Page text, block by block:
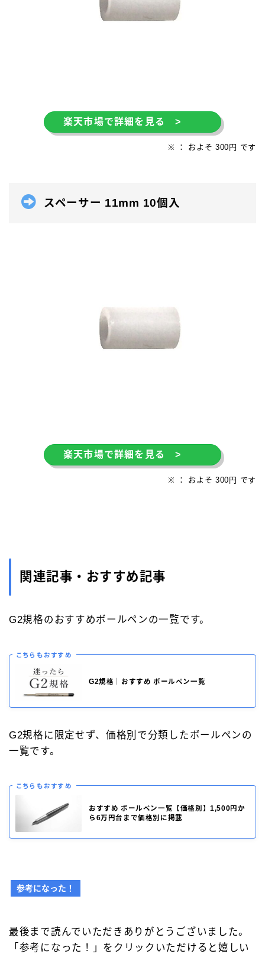
楽天市場で詳細を見る >
※ ： およそ 300円 です
スペーサー 11mm 10個入
楽天市場で詳細を見る >
※ ： およそ 300円 です
関連記事・おすすめ記事
G2規格のおすすめボールペンの一覧です。
こちらもおすすめ
G2規格｜おすすめ ボールペン一覧
G2規格に限定せず、価格別で分類したボールペンの
一覧です。
こちらもおすすめ
おすすめ ボールペン一覧【価格別】1,500円か
ら6万円台まで価格別に掲載
参考になった！
最後まで読んでいただきありがとうございました。
「参考になった！」をクリックいただけると嬉しい